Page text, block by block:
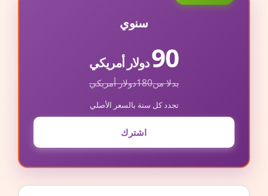
سنوي
90دولار أمريكي
بدلا من180دولار أمريكي
تجدد كل سنة بالسعر الأصلي
اشترك